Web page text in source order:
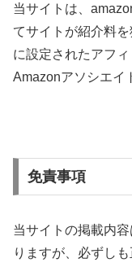
当サイトは、
てサイトが紹介料
に設定されたアフ
Amazonアソシエイ
免責事項
当サイトの掲載内
りますが、必ずし